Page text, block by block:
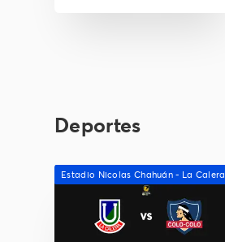
Deportes
Estadio Nicolas Chahuán - La Calera